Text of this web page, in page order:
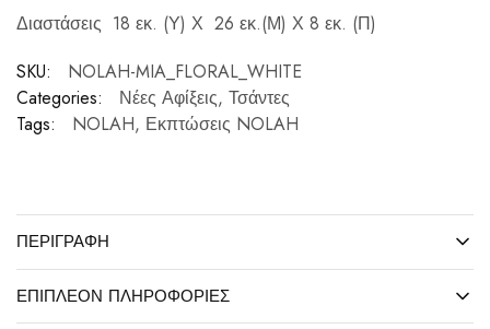
Διαστάσεις 18 εκ. (Υ) Χ 26 εκ.(Μ) Χ 8 εκ. (Π)
SKU:
NOLAH-MIA_FLORAL_WHITE
Categories:
Νέες Αφίξεις, Τσάντες
Tags:
NOLAH, Εκπτώσεις NOLAH
ΠΕΡΙΓΡΑΦΉ
ΕΠΙΠΛΈΟΝ ΠΛΗΡΟΦΟΡΊΕΣ